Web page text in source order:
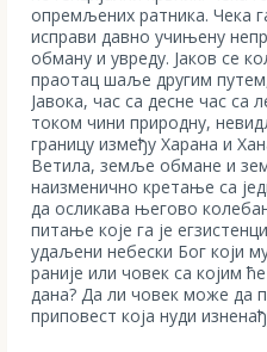
опремљених ратника. Чека
исправи давно учињену
обману и увреду. Јаков се
праотац шаље другим
Јавока, час са десне час са
током чини природну,
границу између Харана и
Ветила, земље обмане и
наизменично кретање са
да осликава његово
питање које га је
удаљени небески Бог који
раније или човек са којим
дана? Да ли човек може да
приповест која нуди